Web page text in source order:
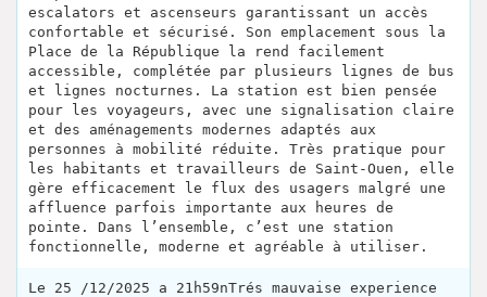
escalators et ascenseurs garantissant un accès
confortable et sécurisé. Son emplacement sous la
Place de la République la rend facilement
accessible, complétée par plusieurs lignes de bus
et lignes nocturnes. La station est bien pensée
pour les voyageurs, avec une signalisation claire
et des aménagements modernes adaptés aux
personnes à mobilité réduite. Très pratique pour
les habitants et travailleurs de Saint-Ouen, elle
gère efficacement le flux des usagers malgré une
affluence parfois importante aux heures de
pointe. Dans l’ensemble, c’est une station
fonctionnelle, moderne et agréable à utiliser.
Le 25 /12/2025 a 21h59nTrés mauvaise experience